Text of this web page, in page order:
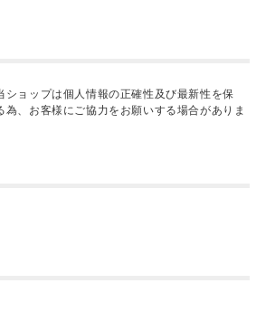
ョップは個人情報の正確性及び最新性を保
、お客様にご協力をお願いする場合がありま